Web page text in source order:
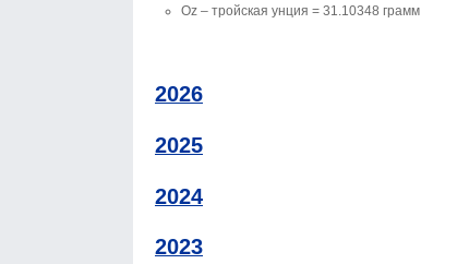
Oz – тройская унция = 31.10348 грамм
2026
2025
2024
2023